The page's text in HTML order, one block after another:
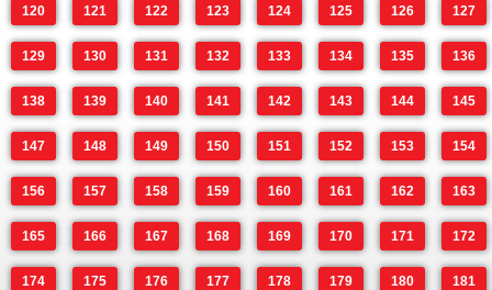
120 121 122 123 124 125 126 127
129 130 131 132 133 134 135 136
138 139 140 141 142 143 144 145
147 148 149 150 151 152 153 154
156 157 158 159 160 161 162 163
165 166 167 168 169 170 171 172
174 175 176 177 178 179 180 181